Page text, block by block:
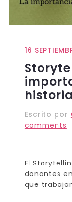
16
Escrito por
comments
El
donantes
que